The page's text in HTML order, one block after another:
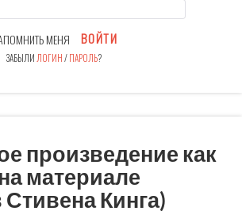
МЕНЯ ВОЙТИ
ЗАБЫЛИ ЛОГИН/ПАРОЛЬ?
произведение как
материале
Стивена Кинга)